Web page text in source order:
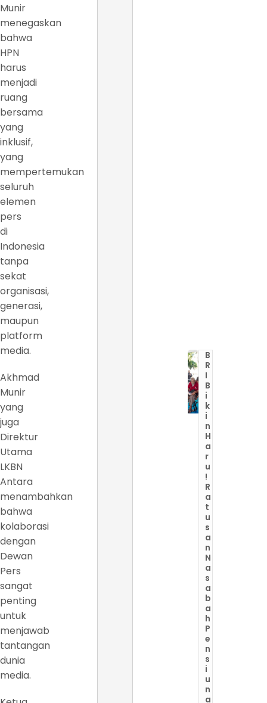
Munir
menegaskan
bahwa
HPN
harus
menjadi
ruang
bersama
yang
inklusif,
yang
mempertemukan
seluruh
elemen
pers
di
Indonesia
tanpa
sekat
organisasi,
generasi,
maupun
platform
media.
Akhmad
Munir
yang
juga
Direktur
Utama
LKBN
Antara
menambahkan
bahwa
kolaborasi
dengan
Dewan
Pers
sangat
penting
untuk
menjawab
tantangan
dunia
media.
B
R
I
B
i
k
i
n
H
a
r
u
!
R
a
t
u
s
a
n
N
a
s
a
b
a
h
P
e
n
s
i
u
n
a